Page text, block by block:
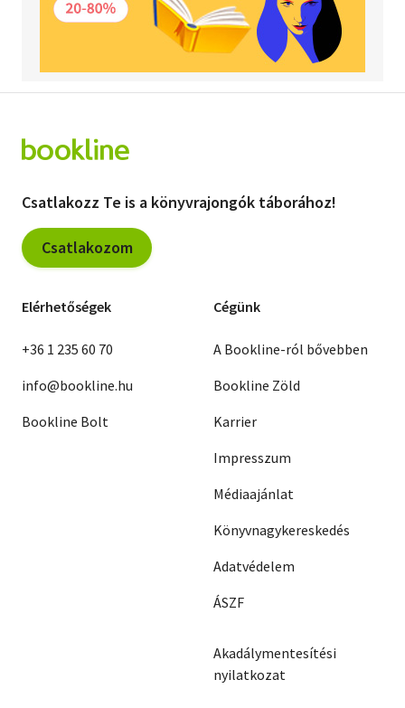
Csatlakozz Te is a könyvrajongók táborához!
Csatlakozom
Elérhetőségek
+36 1 235 60 70
info@bookline.hu
Bookline Bolt
Cégünk
A Bookline-ról bővebben
Bookline Zöld
Karrier
Impresszum
Médiaajánlat
Könyvnagykereskedés
Adatvédelem
ÁSZF
Akadálymentesítési
nyilatkozat